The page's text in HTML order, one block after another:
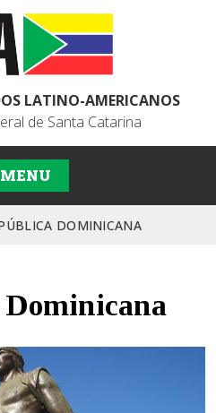
LATINO-AMERICANOS
de Santa Catarina
MENU
DOMINICANA